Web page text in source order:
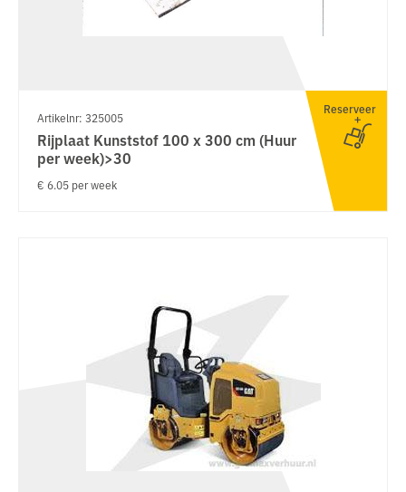
Artikelnr: 325005
Rijplaat Kunststof 100 x 300 cm (Huur
per week)>30
€ 6.05 per week
Reserveer